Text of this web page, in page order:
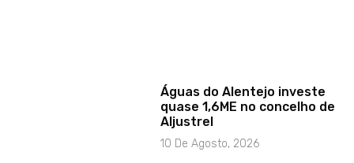
Águas do Alentejo investe
quase 1,6ME no concelho de
Aljustrel
10 De Agosto, 2026